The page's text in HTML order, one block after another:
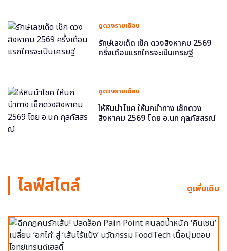
ดูดวงรายเดือน
รักษ์เลขเด็ด เช็ก ดวงสิงหาคม 2569
ครึ่งเดือนแรกใครจะเป็นเศรษฐี
ดูดวงรายเดือน
ให้หินนำโชค ให้นกนำทาง เช็กดวง
สิงหาคม 2569 โดย อ.นก กุลภัสสรณ์
ไลฟ์สไตล์ ดูเพิ่มเติม